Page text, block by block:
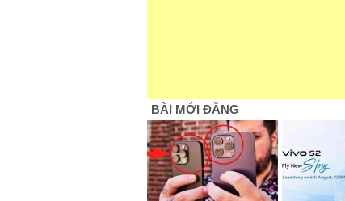
BÀI MỚI ĐĂNG